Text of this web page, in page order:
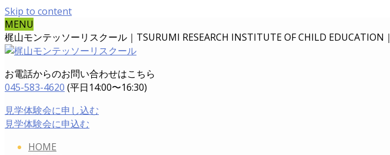
Skip to content
MENU
梶山モンテッソーリスクール｜TSURUMI RESEARCH INSTITUTE OF CHILD EDUCATION｜
お電話からのお問い合わせはこちら
045-583-4620 (平日14:00〜16:30)
見学体験会に申し込む
見学体験会に申込む
HOME